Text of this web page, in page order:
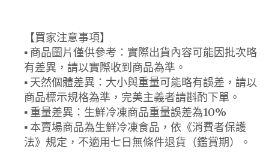
【買家注意事項】
▪ 商品圖片僅供參考：實際出貨內容可能因批次略
有差異，請以實際收到商品為準。
▪ 天然個體差異：大小與重量可能略有誤差，請以
商品標示規格為準，完美主義者請斟酌下單。
▪ 重量差異：生鮮冷凍商品重量誤差為10%
▪ 本賣場商品為生鮮冷凍食品，依《消費者保護
法》規定，不適用七日無條件退貨（鑑賞期）。